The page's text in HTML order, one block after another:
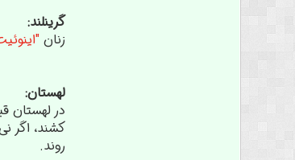
گرینلند:
زنان
لهستان:
در لهستان
کشند، اگر
روند.